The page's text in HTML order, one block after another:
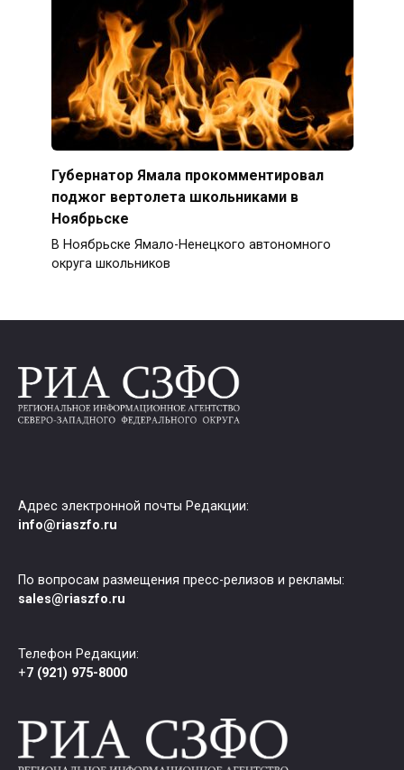
Губернатор Ямала прокомментировал
поджог вертолета школьниками в
Ноябрьске
В Ноябрьске Ямало-Ненецкого автономного
округа школьников
Адрес электронной почты Редакции:
info@riaszfo.ru
По вопросам размещения пресс-релизов и рекламы:
sales@riaszfo.ru
Телефон Редакции:
+7 (921) 975-8000